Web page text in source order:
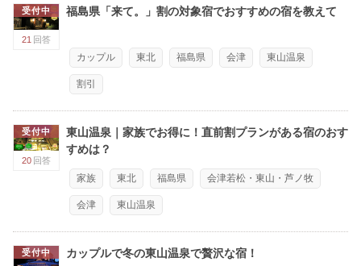
受付中
21 回答
福島県「来て。」割の対象宿でおすすめの宿を教えて
カップル 東北 福島県 会津 東山温泉
割引
受付中
20 回答
東山温泉｜家族でお得に！直前割プランがある宿のおす
すめは？
家族 東北 福島県 会津若松・東山・芦ノ牧
会津 東山温泉
受付中 カップルで冬の東山温泉で贅沢な宿！